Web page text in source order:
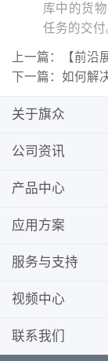
库中的货
任务的交付
上一篇：【前沿
下一篇：如何解
关于旗众
公司资讯
产品中心
应用方案
服务与支持
视频中心
联系我们